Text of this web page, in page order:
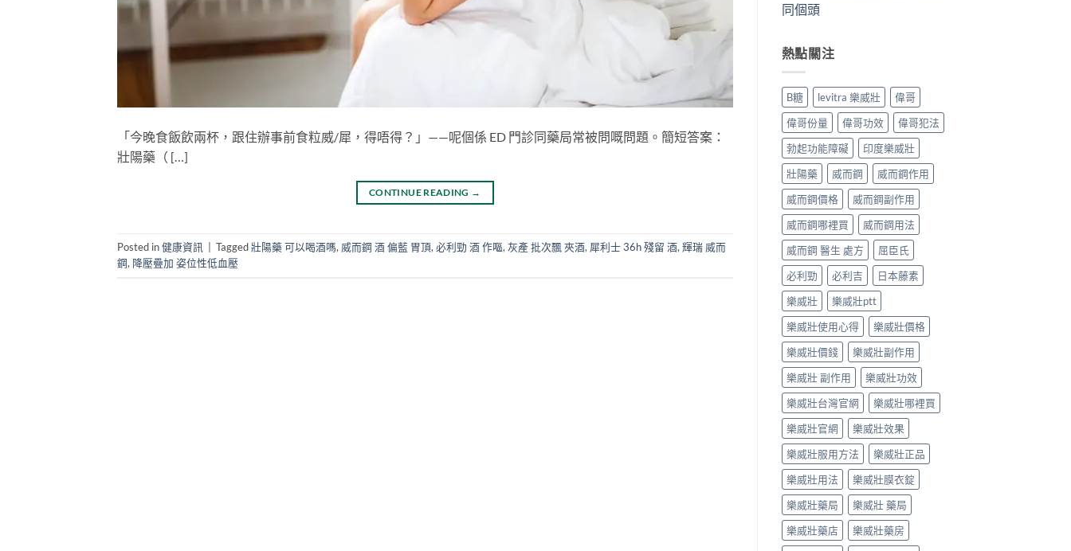
「今晚食飯飲兩杯，跟住辦事前食粒威/犀，得唔得？」——呢個係 ED 門診同藥局常被問嘅問題。簡短答案：
壯陽藥（ […]
CONTINUE READING →
Posted in健康資訊 Tagged壯陽藥 可以喝酒嗎, 威而鋼 酒 偏藍 胃頂, 必利勁 酒 作嘔, 灰產 批次飄 夾酒, 犀利士 36h 殘留 酒, 輝瑞 威而
鋼, 降壓疊加 姿位性低血壓
同個頭
熱點關注
B糖 levitra 樂威壯
偉哥
偉哥份量
偉哥功效
偉哥犯法
勃起功能障礙
印度樂威壯
壯陽藥
威而鋼
威而鋼作用
威而鋼價格
威而鋼副作用
威而鋼哪裡買
威而鋼用法
威而鋼 醫生 處方
屈臣氏
必利勁
必利吉
日本藤素
樂威壯
樂威壯ptt
樂威壯使用心得
樂威壯價格
樂威壯價錢
樂威壯副作用
樂威壯 副作用
樂威壯功效
樂威壯台灣官網
樂威壯哪裡買
樂威壯官網
樂威壯效果
樂威壯服用方法
樂威壯正品
樂威壯用法
樂威壯膜衣錠
樂威壯藥局
樂威壯 藥局
樂威壯藥店
樂威壯藥房